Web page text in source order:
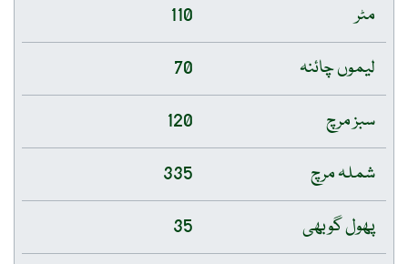
مٹر
110
لیموں چائنہ
70
سبز مرچ
120
شملہ مرچ
335
پھول گوبھی
35